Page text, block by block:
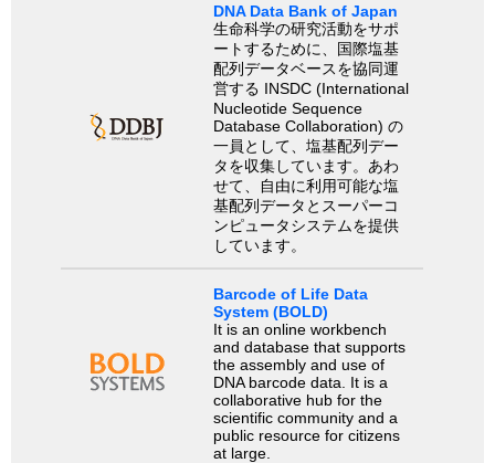
DNA Data Bank of Japan
生命科学の研究活動をサポ
ートするために、国際塩基
配列データベースを協同運
営する INSDC (International
Nucleotide Sequence
Database Collaboration) の
一員として、塩基配列デー
タを収集しています。あわ
せて、自由に利用可能な塩
基配列データとスーパーコ
ンピュータシステムを提供
しています。
Barcode of Life Data
System (BOLD)
It is an online workbench
and database that supports
the assembly and use of
DNA barcode data. It is a
collaborative hub for the
scientific community and a
public resource for citizens
at large.